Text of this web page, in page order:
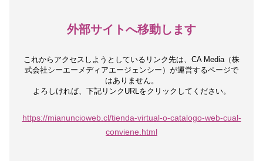
外部サイトへ移動します
これからアクセスしようとしているリンク先は、 CA Media（株
式会社シーエーメディアエージェンシー）が運営するページで
はありません。
よろしければ、下記リンクURLをクリックしてください。
https://mianuncioweb.cl/tienda-virtual-o-catalogo-web-cual-
conviene.html